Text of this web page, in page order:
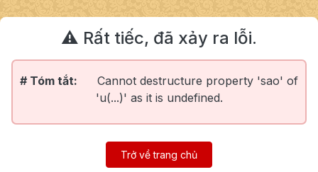
⚠️ Rất tiếc, đã xảy ra lỗi.
# Tóm tắt:
Cannot destructure property 'sao' of
'u(...)' as it is undefined.
Trở về trang chủ